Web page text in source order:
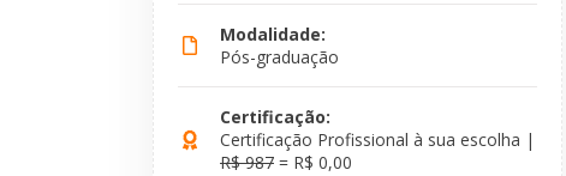
Modalidade:
Pós-graduação
Certificação:
Certificação Profissional à sua escolha |
R$ 987 = R$ 0,00